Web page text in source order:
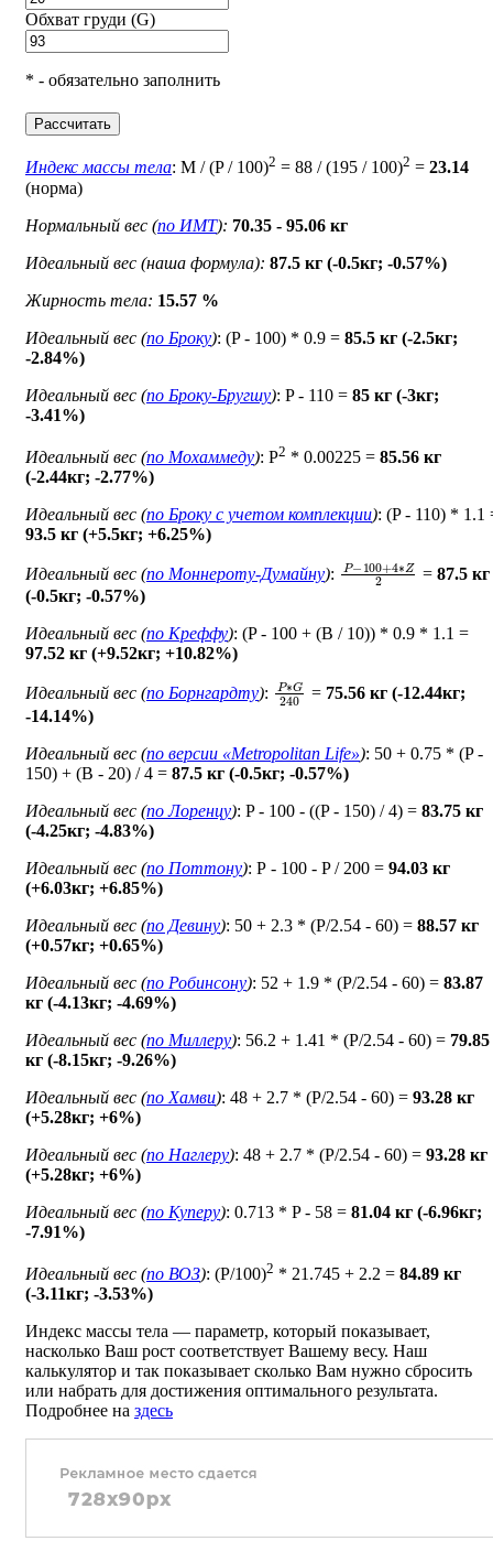
Обхват груди (G)
* - обязательно заполнить
Рассчитать
Индекс массы тела: M / (P / 100)2 = 88 / (195 / 100)2 = 23.14
(норма)
Нормальный вес (по ИМТ): 70.35 - 95.06 кг
Идеальный вес (наша формула): 87.5 кг (-0.5кг; -0.57%)
Жирность тела: 15.57 %
Идеальный вес (по Броку): (P - 100) * 0.9 = 85.5 кг (-2.5кг;
-2.84%)
Идеальный вес (по Броку-Бругшу): P - 110 = 85 кг (-3кг;
-3.41%)
Идеальный вес (по Мохаммеду): P2 * 0.00225 = 85.56 кг
(-2.44кг; -2.77%)
Идеальный вес (по Броку c учетом комплекции): (P - 110) * 1.1
93.5 кг (+5.5кг; +6.25%)
Идеальный вес (по Моннероту-Думайну): P− 100 +4∗ 2
=87.5 кг
(-0.5кг; -0.57%)
Идеальный вес (по Креффу): (P - 100 + (B / 10)) * 0.9 * 1.1 =
97.52 кг (+9.52кг; +10.82%)
Идеальный вес (по Борнгардту): P∗G 240
= 75.56 кг (-12.44кг;
-14.14%)
Идеальный вес (по версии «Metropolitan Life»): 50 + 0.75 * (P -
150) + (B - 20) / 4 = 87.5 кг (-0.5кг; -0.57%)
Идеальный вес (по Лоренцу): P - 100 - ((P - 150) / 4) = 83.75 кг
(-4.25кг; -4.83%)
Идеальный вес (по Поттону): Р - 100 - P / 200 = 94.03 кг
(+6.03кг; +6.85%)
Идеальный вес (по Девину): 50 + 2.3 * (P/2.54 - 60) = 88.57 кг
(+0.57кг; +0.65%)
Идеальный вес (по Робинсону): 52 + 1.9 * (P/2.54 - 60) = 83.87
кг (-4.13кг; -4.69%)
Идеальный вес (по Миллеру): 56.2 + 1.41 * (P/2.54 - 60) = 79.85
кг (-8.15кг; -9.26%)
Идеальный вес (по Хамви): 48 + 2.7 * (P/2.54 - 60) = 93.28 кг
(+5.28кг; +6%)
Идеальный вес (по Наглеру): 48 + 2.7 * (P/2.54 - 60) = 93.28 кг
(+5.28кг; +6%)
Идеальный вес (по Куперу): 0.713 * P - 58 = 81.04 кг (-6.96кг;
-7.91%)
Идеальный вес (по ВОЗ): (P/100)2 * 21.745 + 2.2 = 84.89 кг
(-3.11кг; -3.53%)
Индекс массы тела — параметр, который показывает,
насколько Ваш рост соответствует Вашему весу. Наш
калькулятор и так показывает сколько Вам нужно сбросить
или набрать для достижения оптимального результата.
Подробнее на здесь